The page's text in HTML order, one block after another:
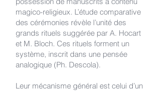
magico-religieux. L’étude comparative
des cérémonies révèle l’unité des
grands rituels suggérée par A. Hocart
et M. Bloch. Ces rituels forment un
système, inscrit dans une pensée
analogique (Ph. Descola).
Leur mécanisme général est celui d’un